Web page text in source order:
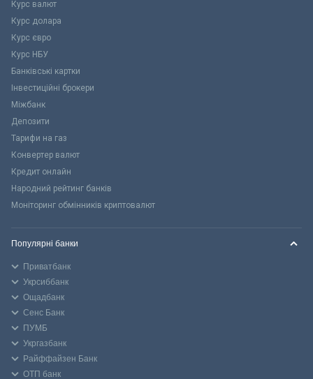
Курс валют
Курс долара
Курс євро
Курс НБУ
Банківські картки
Інвестиційні брокери
Міжбанк
Депозити
Тарифи на газ
Конвертер валют
Кредит онлайн
Народний рейтинг банків
Моніторинг обмінників криптовалют
Популярні банки
Приватбанк
Укрсиббанк
Ощадбанк
Сенс Банк
ПУМБ
Укргазбанк
Райффайзен Банк
ОТП банк